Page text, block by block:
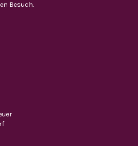
Besuch.